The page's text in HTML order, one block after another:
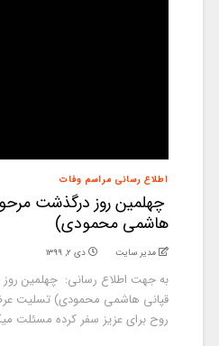
اطلاع رسانی مراسم وفات
چهلمین روز درگذشت
هاشمی محمودی)
مدیر سایت دی ۲, ۱۳۹۹
به جهت اطلاع رسانی: چهلمین روز
قپانی هاشمی محمودی) تسلیت
روح برای عزیز سفر کرده مسئلت